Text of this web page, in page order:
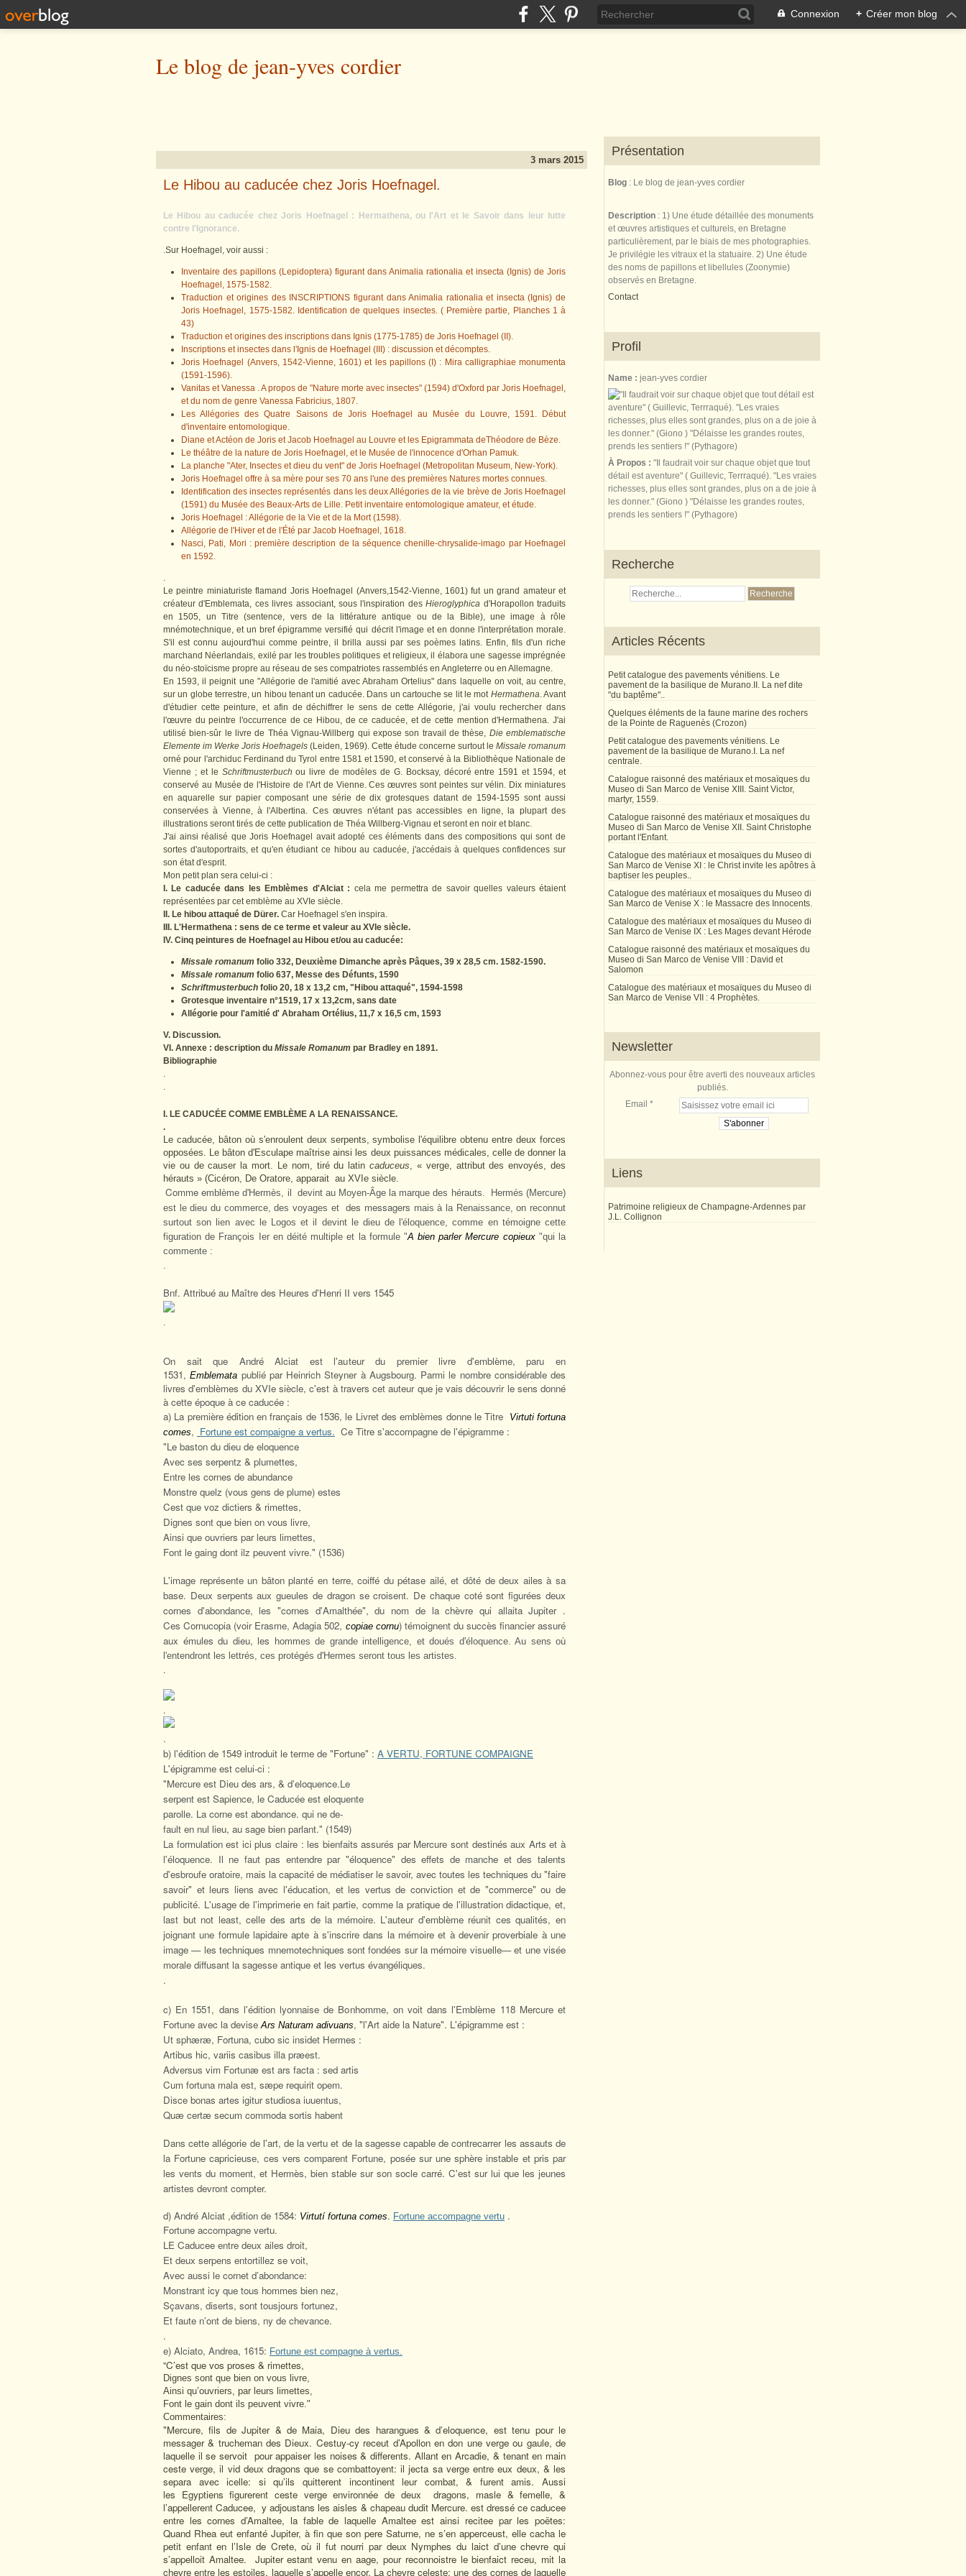
Connexion + Créer mon blog
Le blog de jean-yves cordier
3 mars 2015
Le Hibou au caducée chez Joris Hoefnagel.
Le Hibou au caducée chez Joris Hoefnagel : Hermathena, ou l'Art et le Savoir dans leur lutte
contre l'Ignorance.
.Sur Hoefnagel, voir aussi :
Inventaire des papillons (Lepidoptera) figurant dans Animalia rationalia et insecta (Ignis) de Joris
Hoefnagel, 1575-1582.
Traduction et origines des INSCRIPTIONS figurant dans Animalia rationalia et insecta (Ignis) de
Joris Hoefnagel, 1575-1582. Identification de quelques insectes. ( Première partie, Planches 1 à
43)
Traduction et origines des inscriptions dans Ignis (1775-1785) de Joris Hoefnagel (II).
Inscriptions et insectes dans l'Ignis de Hoefnagel (III) : discussion et décomptes.
Joris Hoefnagel (Anvers, 1542-Vienne, 1601) et les papillons (I) : Mira calligraphiae monumenta
(1591-1596).
Vanitas et Vanessa . A propos de "Nature morte avec insectes" (1594) d'Oxford par Joris Hoefnagel,
et du nom de genre Vanessa Fabricius, 1807.
Les Allégories des Quatre Saisons de Joris Hoefnagel au Musée du Louvre, 1591. Début
d'inventaire entomologique.
Diane et Actéon de Joris et Jacob Hoefnagel au Louvre et les Epigrammata deThéodore de Bèze.
Le théâtre de la nature de Joris Hoefnagel, et le Musée de l'innocence d'Orhan Pamuk.
La planche "Ater, Insectes et dieu du vent" de Joris Hoefnagel (Metropolitan Museum, New-York).
Joris Hoefnagel offre à sa mère pour ses 70 ans l'une des premières Natures mortes connues.
Identification des insectes représentés dans les deux Allégories de la vie brève de Joris Hoefnagel
(1591) du Musée des Beaux-Arts de Lille. Petit inventaire entomologique amateur, et étude.
Joris Hoefnagel : Allégorie de la Vie et de la Mort (1598).
Allégorie de l'Hiver et de l'Été par Jacob Hoefnagel, 1618.
Nasci, Pati, Mori : première description de la séquence chenille-chrysalide-imago par Hoefnagel
en 1592.
.
Le peintre miniaturiste flamand Joris Hoefnagel (Anvers,1542-Vienne, 1601) fut un grand amateur et
créateur d'Emblemata, ces livres associant, sous l'inspiration desHieroglyphica d'Horapollon traduits
en 1505, un Titre (sentence, vers de la littérature antique ou de la Bible), une image à rôle
mnémotechnique, et un bref épigramme versifié qui décrit l'image et en donne l'interprétation morale.
S'il est connu aujourd'hui comme peintre, il brilla aussi par ses poèmes latins. Enfin, fils d'un riche
marchand Néerlandais, exilé par les troubles politiques et religieux, il élabora une sagesse imprégnée
du néo-stoïcisme propre au réseau de ses compatriotes rassemblés en Angleterre ou en Allemagne.
En 1593, il peignit une "Allégorie de l'amitié avec Abraham Ortelius" dans laquelle on voit, au centre,
sur un globe terrestre, un hibou tenant un caducée. Dans un cartouche se lit le mot Hermathena. Avant
d'étudier cette peinture, et afin de déchiffrer le sens de cette Allégorie, j'ai voulu rechercher dans
l'œuvre du peintre l'occurrence de ce Hibou, de ce caducée, et de cette mention d'Hermathena. J'ai
utilisé bien-sûr le livre de Théa Vignau-Willberg qui expose son travail de thèse, Die emblematische
Elemente im Werke Joris Hoefnagels (Leiden, 1969). Cette étude concerne surtout le Missale romanum
orné pour l'archiduc Ferdinand du Tyrol entre 1581 et 1590, et conservé à la Bibliothèque Nationale de
Vienne ; et le Schriftmusterbuch ou livre de modèles de G. Bocksay, décoré entre 1591 et 1594, et
conservé au Musée de l'Histoire de l'Art de Vienne. Ces œuvres sont peintes sur vélin. Dix miniatures
en aquarelle sur papier composant une série de dix grotesques datant de 1594-1595 sont aussi
conservées à Vienne, à l'Albertina. Ces œuvres n'étant pas accessibles en ligne, la plupart des
illustrations seront tirés de cette publication de Théa Willberg-Vignau et seront en noir et blanc.
J'ai ainsi réalisé que Joris Hoefnagel avait adopté ces éléments dans des compositions qui sont de
sortes d'autoportraits, et qu'en étudiant ce hibou au caducée, j'accédais à quelques confidences sur
son état d'esprit.
Mon petit plan sera celui-ci :
I. Le caducée dans les Emblèmes d'Alciat : cela me permettra de savoir quelles valeurs étaient
représentées par cet emblème au XVIe siècle.
II. Le hibou attaqué de Dürer. Car Hoefnagel s'en inspira.
III. L'Hermathena : sens de ce terme et valeur au XVIe siècle.
IV. Cinq peintures de Hoefnagel au Hibou et/ou au caducée:
Missale romanum folio 332, Deuxième Dimanche après Pâques, 39 x 28,5 cm. 1582-1590.
Missale romanum folio 637, Messe des Défunts, 1590
Schriftmusterbuch folio 20, 18 x 13,2 cm, "Hibou attaqué", 1594-1598
Grotesque inventaire n°1519, 17 x 13,2cm, sans date
Allégorie pour l'amitié d' Abraham Ortélius, 11,7 x 16,5 cm, 1593
V. Discussion.
VI. Annexe : description du Missale Romanum par Bradley en 1891.
Bibliographie
.
.
I. LE CADUCÉE COMME EMBLÈME A LA RENAISSANCE.
.
Le caducée, bâton où s'enroulent deux serpents, symbolise l'équilibre obtenu entre deux forces
opposées. Le bâton d'Esculape maîtrise ainsi les deux puissances médicales, celle de donner la
vie ou de causer la mort. Le nom, tiré du latincaduceus, « verge, attribut des envoyés, des
hérauts » (Cicéron, De Oratore, apparait au XVIe siècle.
Comme emblème d'Hermès, il devint au Moyen-Âge la marque des hérauts.
Hermés (Mercure)
est le dieu du commerce, des voyages et des messagers mais à la Renaissance, on reconnut
surtout son lien avec le Logos et il devint le dieu de l'éloquence, comme en témoigne cette
figuration de François Ier en déité multiple et la formule "A bien parler Mercure copieux"qui la
commente :
.
Bnf. Attribué au Maître des Heures d'Henri II vers 1545
.
On sait que André Alciat est l'auteur du premier livre d'emblème, paru en
1531,Emblemata publié par Heinrich Steyner à Augsbourg. Parmi le nombre considérable des
livres d'emblèmes du XVIe siècle, c'est à travers cet auteur que je vais découvrir le sens donné
à cette époque à ce caducée :
a) La première édition en français de 1536, le Livret des emblèmes donne le Titre
Virtuti fortuna
comes, Fortune est compaigne a vertus. Ce Titre s'accompagne de l'épigramme :
"Le baston du dieu de eloquence
Avec ses serpentz & plumettes,
Entre les cornes de abundance
Monstre quelz (vous gens de plume) estes
Cest que voz dictiers & rimettes,
Dignes sont que bien on vous livre,
Ainsi que ouvriers par leurs limettes,
Font le gaing dont ilz peuvent vivre." (1536)
L'image représente un bâton planté en terre, coiffé du pétase ailé, et dôté de deux ailes à sa
base. Deux serpents aux gueules de dragon se croisent. De chaque coté sont figurées deux
cornes d'abondance, les "cornes d'Amalthée", du nom de la chèvre qui allaita Jupiter .
Ces Cornucopia (voir Erasme, Adagia 502, copiae cornu) témoignent du succès financier assuré
aux émules du dieu, les
hommes de grande intelligence, et doués d'éloquence. Au sens où
l'entendront les lettrés, ces protégés d'Hermes seront tous les artistes.
.
.
.
b) l'édition de 1549 introduit le terme de "Fortune" : A VERTU, FORTUNE COMPAIGNE
L'épigramme est celui-ci :
"Mercure est Dieu des ars, & d’eloquence.Le
serpent est Sapience, le Caducée est eloquente
parolle. La corne est abondance. qui ne de-
fault en nul lieu, au sage bien parlant." (1549)
La formulation est ici plus claire : les bienfaits assurés par Mercure sont destinés aux Arts et à
l'éloquence. Il ne faut pas entendre par "éloquence" des effets de manche et des talents
d'esbroufe oratoire, mais la capacité de médiatiser le savoir, avec toutes les techniques du "faire
savoir" et leurs liens avec l'éducation, et les vertus de conviction et de "commerce" ou de
publicité. L'usage de l'imprimerie en fait partie, comme la pratique de l'illustration didactique, et,
last but not least, celle des arts de la mémoire. L'auteur d'emblème réunit ces qualités, en
joignant une formule lapidaire apte à s'inscrire dans la mémoire et à devenir proverbiale à une
image — les techniques mnemotechniques sont fondées sur la mémoire visuelle— et une visée
morale diffusant la sagesse antique et les vertus évangéliques.
.
c) En 1551, dans l'édition lyonnaise de Bonhomme, on voit dans l'Emblème 118 Mercure et
Fortune avec la deviseArs Naturam adivuans, "l'Art aide la Nature". L'épigramme est :
Ut sphæræ, Fortuna, cubo sic insidet Hermes :
Artibus hic, variis casibus illa præest.
Adversus vim Fortunæ est ars facta : sed artis
Cum fortuna mala est, sæpe requirit opem.
Disce bonas artes igitur studiosa iuuentus,
Quæ certæ secum commoda sortis habent
Dans cette allégorie de l'art, de la vertu et de la sagesse capable de contrecarrer les assauts de
la Fortune capricieuse, ces vers comparent Fortune, posée sur une sphère instable et pris par
les vents du moment, et Hermès, bien stable sur son socle carré. C'est sur lui que les jeunes
artistes devront compter.
d) André Alciat ,édition de 1584: Virtutí fortuna comes. Fortune accompagne vertu .
Fortune accompagne vertu.
LE Caducee entre deux ailes droit,
Et deux serpens entortillez se voit,
Avec aussi le cornet d’abondance:
Monstrant icy que tous hommes bien nez,
Sçavans, diserts, sont tousjours fortunez,
Et faute n’ont de biens, ny de chevance.
.
e) Alciato, Andrea, 1615: Fortune est compagne à vertus.
"C’est que vos proses & rimettes,
Dignes sont que bien on vous livre,
Ainsi qu’ouvriers, par leurs limettes,
Font le gain dont ils peuvent vivre."
Commentaires:
"Mercure, fils de Jupiter & de Maia, Dieu des harangues & d’eloquence, est tenu pour le
messager & trucheman des Dieux. Cestuy-cy receut d’Apollon en don une verge ou gaule, de
laquelle il se servoit pour appaiser les noises & differents. Allant en Arcadie, & tenant en main
ceste verge, il vid deux dragons que se combattoyent: il jecta sa verge entre eux deux, & les
separa avec icelle: si qu’ils quitterent incontinent leur combat, & furent amis. Aussi
les Egyptiens figurerent ceste verge environnée de deuxdragons, masle & femelle, &
l’appellerent Caducee, y adjoustans les aisles & chapeau dudit Mercure. est dressé ce caducee
entre les cornes d’Amaltee, la fable de laquelle Amaltee est ainsi recitee par les poëtes:
Quand Rhea eut enfanté Jupiter, à fin que son pere Saturne, ne s’en apperceust, elle cacha le
petit enfant en l’Isle de Crete, où il fut nourri par deux Nymphes du laict d’une chevre qui
s’appelloit Amaltee. Jupiter estant venu en aage, pour reconnoistre le bienfaict receu, mit la
chevre entre les estoiles, laquelle s’appelle encor, La chevre celeste: une des cornes de laquelle
Présentation
Blog : Le blog de jean-yves cordier
Description : 1) Une étude détaillée des monuments
et œuvres artistiques et culturels, en Bretagne
particulièrement, par le biais de mes photographies.
Je privilégie les vitraux et la statuaire. 2) Une étude
des noms de papillons et libellules (Zoonymie)
observés en Bretagne.
Contact
Profil
Name : jean-yves cordier
À Propos : "Il faudrait voir sur chaque objet que tout
détail est aventure" ( Guillevic, Terrraqué). "Les vraies
richesses, plus elles sont grandes, plus on a de joie à
les donner." (Giono ) "Délaisse les grandes routes,
prends les sentiers !" (Pythagore)
Recherche
Articles Récents
Petit catalogue des pavements vénitiens. Le
pavement de la basilique de Murano.II. La nef dite
"du baptême"..
Quelques éléments de la faune marine des rochers
de la Pointe de Raguenès (Crozon)
Petit catalogue des pavements vénitiens. Le
pavement de la basilique de Murano.I. La nef
centrale.
Catalogue raisonné des matériaux et mosaïques du
Museo di San Marco de Venise XIII. Saint Victor,
martyr, 1559.
Catalogue raisonné des matériaux et mosaïques du
Museo di San Marco de Venise XII. Saint Christophe
portant l'Enfant.
Catalogue des matériaux et mosaïques du Museo di
San Marco de Venise XI : le Christ invite les apôtres à
baptiser les peuples..
Catalogue des matériaux et mosaïques du Museo di
San Marco de Venise X : le Massacre des Innocents.
Catalogue des matériaux et mosaïques du Museo di
San Marco de Venise IX : Les Mages devant Hérode
Catalogue raisonné des matériaux et mosaïques du
Museo di San Marco de Venise VIII : David et
Salomon
Catalogue des matériaux et mosaïques du Museo di
San Marco de Venise VII : 4 Prophètes.
Newsletter
Abonnez-vous pour être averti des nouveaux articles
publiés.
Email
Liens
Patrimoine religieux de Champagne-Ardennes par
J.L. Collignon